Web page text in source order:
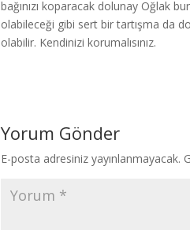
bağınızı koparacak dolunay Oğlak
olabileceği gibi sert bir tartışma da
olabilir. Kendinizi korumalısınız.
Yorum Gönder
E-posta adresiniz yayınlanmayacak.